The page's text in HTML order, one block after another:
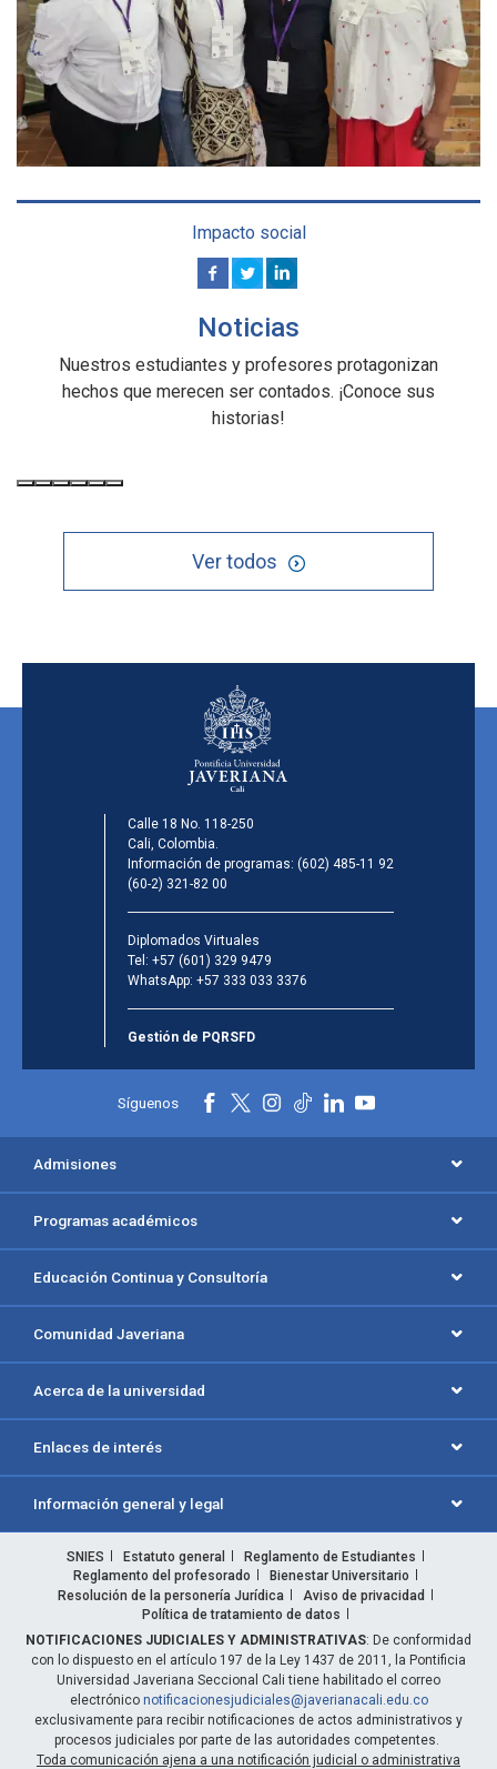
Impacto social
Noticias
Nuestros estudiantes y profesores protagonizan
hechos que merecen ser contados. ¡Conoce sus
historias!
Ver todos
Calle 18 No. 118-250
Cali, Colombia.
Información de programas: (602) 485-11 92
(60-2) 321-82 00
Diplomados Virtuales
Tel: +57 (601) 329 9479
WhatsApp: +57 333 033 3376
Gestión de PQRSFD
Síguenos
Admisiones
Programas académicos
Educación Continua y Consultoría
Comunidad Javeriana
Acerca de la universidad
Enlaces de interés
Información general y legal
SNIES Estatuto general
Reglamento de Estudiantes
Reglamento del profesorado
Bienestar Universitario
Resolución de la personería Jurídica
Aviso de privacidad
Política de tratamiento de datos
NOTIFICACIONES JUDICIALES Y ADMINISTRATIVAS: De conformidad
con lo dispuesto en el artículo 197 de la Ley 1437 de 2011, la Pontificia
Universidad Javeriana Seccional Cali tiene habilitado el correo
electrónico notificacionesjudiciales@javerianacali.edu.co
exclusivamente para recibir notificaciones de actos administrativos y
procesos judiciales por parte de las autoridades competentes.
Toda comunicación ajena a una notificación judicial o administrativa